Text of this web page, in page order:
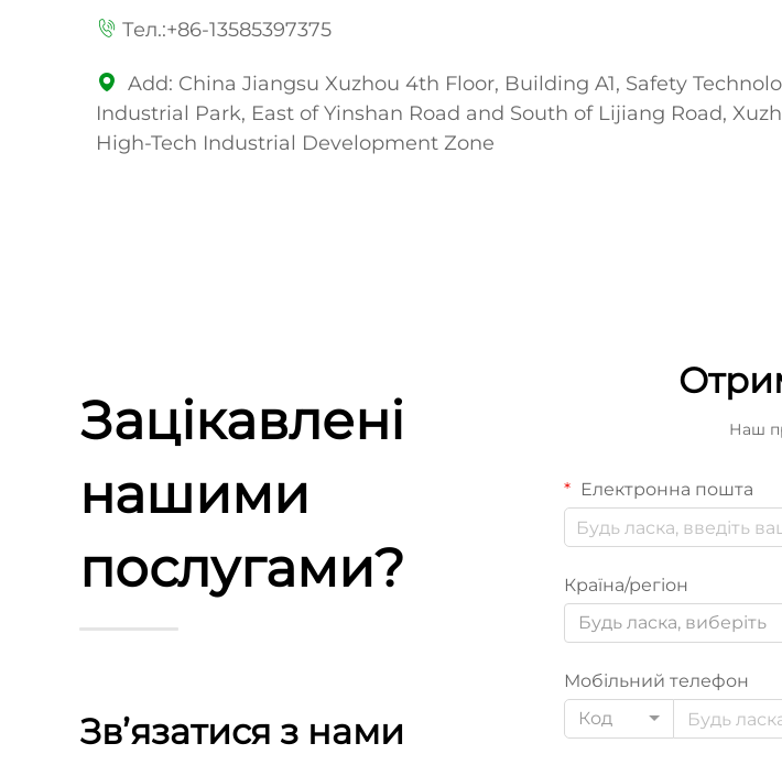
Софія:
"Неймовірний дизайн, дуже простий у
використанні. Сильна рекомендація!"
Тел.:+86-13585397375
Add: China Jiangsu Xuzhou 4th Floor, Building A1, Safety
Industrial Park, East of Yinshan Road and South of Lijiang Road,
High-Tech Industrial Development Zone
Зацікавлені
нашими
послугами?
Зв’язатися з нами
Наш
Електронна пошта
Країна/регіон
Будь ласка, виберіть
Мобільний телефон
Код